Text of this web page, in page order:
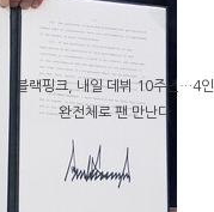
블랙핑크, 내일 데뷔 10주년…4인
완전체로 팬 만난다